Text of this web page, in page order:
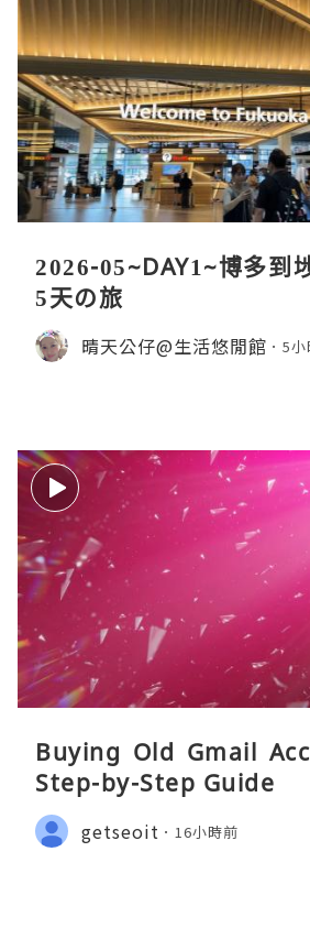
2026-05~DAY1~博多到
5天の旅
晴天公仔@生活悠閒館 5小
Buying Old Gmail
Step-by-Step Guide
getseoit 16小時前